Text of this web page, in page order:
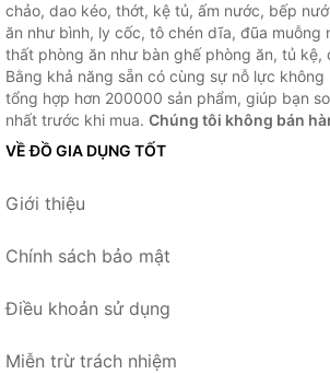
chảo, dao kéo, thớt, kệ tủ, ấm nước, bếp
ăn như bình, ly cốc, tô chén dĩa, đũa muỗng
thất phòng ăn như bàn ghế phòng ăn, tủ kệ,
Bằng khả năng sẵn có cùng sự nỗ lực
tổng hợp hơn 200000 sản phẩm, giúp bạn
nhất trước khi mua. Chúng tôi không bán
VỀ ĐỒ GIA DỤNG TỐT
Giới thiệu
Chính sách bảo mật
Điều khoản sử dụng
Miễn trừ trách nhiệm